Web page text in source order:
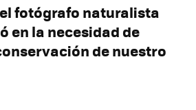
fotógrafo naturalista
en la necesidad de
de nuestro